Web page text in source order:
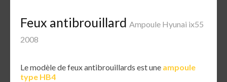
Feux antibrouillard Ampoule Hyunai ix55
2008
Le modèle de feux antibrouillards est une ampoule
type HB4